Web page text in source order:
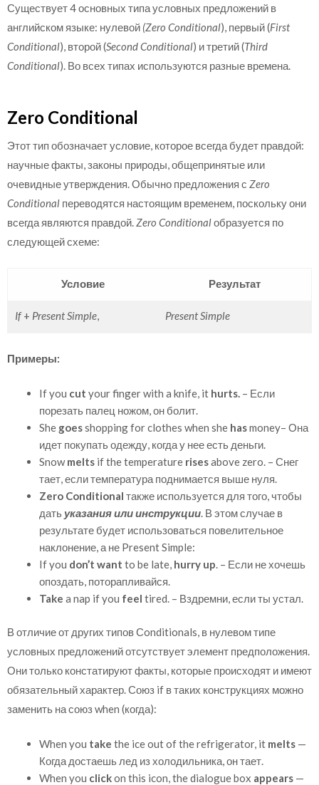
Существует 4 основных типа условных предложений в
английском языке: нулевой (Zero Conditional), первый (First
Conditional), второй (Second Conditional) и третий (Third
Conditional). Во всех типах используются разные времена.
Zero Conditional
Этот тип обозначает условие, которое всегда будет правдой:
научные факты, законы природы, общепринятые или
очевидные утверждения. Обычно предложения с Zero
Conditional переводятся настоящим временем, поскольку они
всегда являются правдой.Zero Conditionalобразуется по
следующей схеме:
Условие Результат
If+ Present Simple, Present Simple
Примеры:
If you cut your finger with a knife, it hurts. – Если
порезать палец ножом, он болит.
She goesshopping for clothes when she hasmoney– Она
идет покупать одежду, когда у нее есть деньги.
Snowmelts if the temperature risesabove zero. – Снег
тает, если температура поднимается выше нуля.
Zero Conditional также используется для того, чтобы
дать указания или инструкции. В этом случае в
результате будет использоваться повелительное
наклонение, а не Present Simple:
If you don’t want to be late, hurry up. – Если не хочешь
опоздать, поторапливайся.
Take a nap if you feel tired. – Вздремни, если ты устал.
В отличие от других типов Сonditionals, в нулевом типе
условных предложений отсутствует элемент предположения.
Они только констатируют факты, которые происходят и имеют
обязательный характер. Союз if в таких конструкциях можно
заменить на союз when (когда):
When you take the ice out of the refrigerator, it melts —
Когда достаешь лед из холодильника, он тает.
When you clickon this icon, the dialogue box appears —